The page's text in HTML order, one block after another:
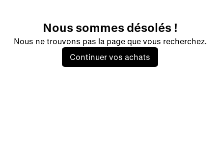
Nous sommes désolés !
Nous ne trouvons pas la page que vous recherchez.
Continuer vos achats